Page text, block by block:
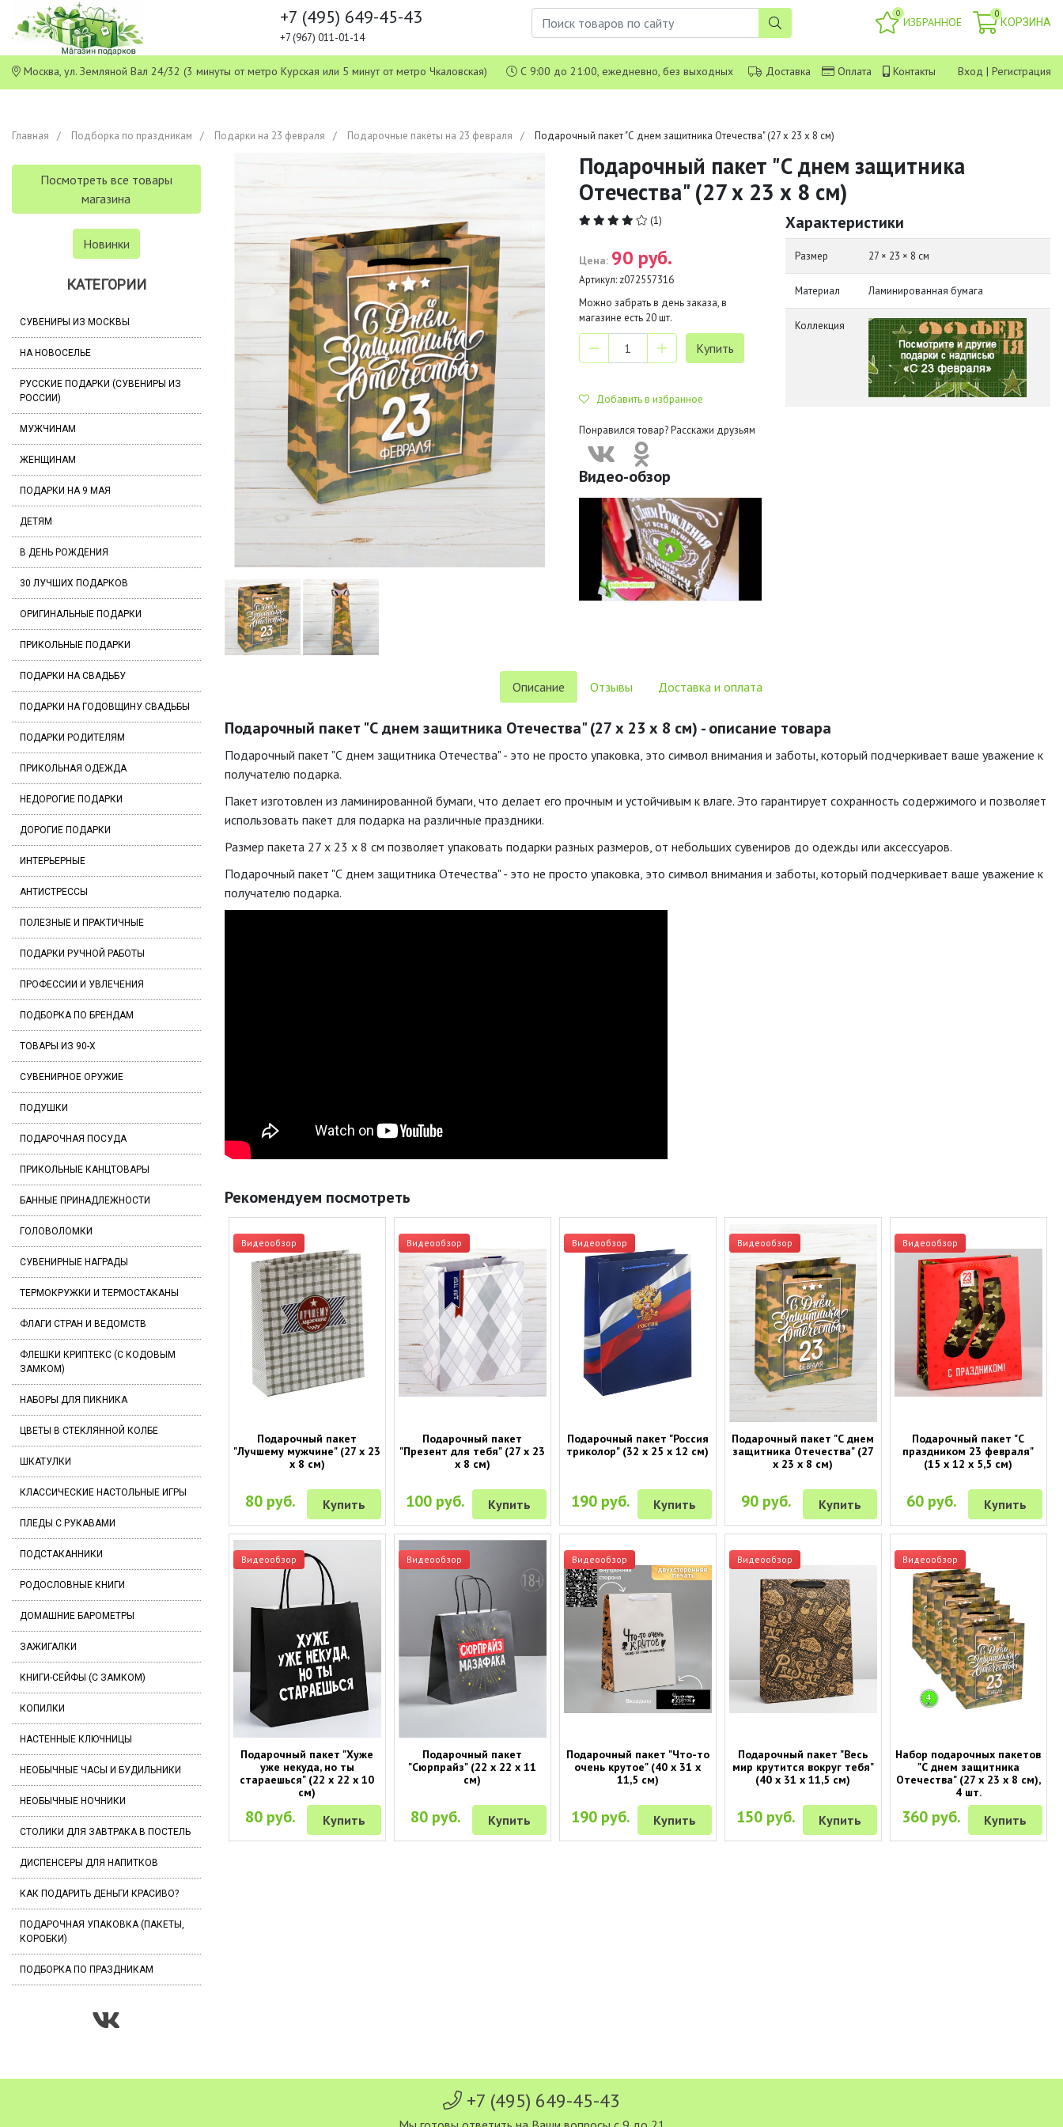
+7 (495) 649-45-43
+7 (967) 011-01-14
0
ИЗБРАННОЕ
0
КОРЗИНА
Москва, ул. Земляной Вал 24/32 (3 минуты от метро Курская или 5 минут от метро Чкаловская) С 9:00 до 21:00, ежедневно, без выходных Доставка Оплата Контакты Вход | Регистрация
Главная Подборка по праздникам Подарки на 23 февраля Подарочные пакеты на 23 февраля Подарочный пакет "С днем защитника Отечества" (27 х 23 х 8 см)
Посмотреть все товары
магазина
Новинки
КАТЕГОРИИ
СУВЕНИРЫ ИЗ МОСКВЫ
НА НОВОСЕЛЬЕ
РУССКИЕ ПОДАРКИ (СУВЕНИРЫ ИЗ
РОССИИ)
МУЖЧИНАМ
ЖЕНЩИНАМ
ПОДАРКИ НА 9 МАЯ
ДЕТЯМ
В ДЕНЬ РОЖДЕНИЯ
30 ЛУЧШИХ ПОДАРКОВ
ОРИГИНАЛЬНЫЕ ПОДАРКИ
ПРИКОЛЬНЫЕ ПОДАРКИ
ПОДАРКИ НА СВАДЬБУ
ПОДАРКИ НА ГОДОВЩИНУ СВАДЬБЫ
ПОДАРКИ РОДИТЕЛЯМ
ПРИКОЛЬНАЯ ОДЕЖДА
НЕДОРОГИЕ ПОДАРКИ
ДОРОГИЕ ПОДАРКИ
ИНТЕРЬЕРНЫЕ
АНТИСТРЕССЫ
ПОЛЕЗНЫЕ И ПРАКТИЧНЫЕ
ПОДАРКИ РУЧНОЙ РАБОТЫ
ПРОФЕССИИ И УВЛЕЧЕНИЯ
ПОДБОРКА ПО БРЕНДАМ
ТОВАРЫ ИЗ 90-Х
СУВЕНИРНОЕ ОРУЖИЕ
ПОДУШКИ
ПОДАРОЧНАЯ ПОСУДА
ПРИКОЛЬНЫЕ КАНЦТОВАРЫ
БАННЫЕ ПРИНАДЛЕЖНОСТИ
ГОЛОВОЛОМКИ
СУВЕНИРНЫЕ НАГРАДЫ
ТЕРМОКРУЖКИ И ТЕРМОСТАКАНЫ
ФЛАГИ СТРАН И ВЕДОМСТВ
ФЛЕШКИ КРИПТЕКС (С КОДОВЫМ
ЗАМКОМ)
НАБОРЫ ДЛЯ ПИКНИКА
ЦВЕТЫ В СТЕКЛЯННОЙ КОЛБЕ
ШКАТУЛКИ
КЛАССИЧЕСКИЕ НАСТОЛЬНЫЕ ИГРЫ
ПЛЕДЫ С РУКАВАМИ
ПОДСТАКАННИКИ
РОДОСЛОВНЫЕ КНИГИ
ДОМАШНИЕ БАРОМЕТРЫ
ЗАЖИГАЛКИ
КНИГИ-СЕЙФЫ (С ЗАМКОМ)
КОПИЛКИ
НАСТЕННЫЕ КЛЮЧНИЦЫ
НЕОБЫЧНЫЕ ЧАСЫ И БУДИЛЬНИКИ
НЕОБЫЧНЫЕ НОЧНИКИ
СТОЛИКИ ДЛЯ ЗАВТРАКА В ПОСТЕЛЬ
ДИСПЕНСЕРЫ ДЛЯ НАПИТКОВ
КАК ПОДАРИТЬ ДЕНЬГИ КРАСИВО?
ПОДАРОЧНАЯ УПАКОВКА (ПАКЕТЫ,
КОРОБКИ)
ПОДБОРКА ПО ПРАЗДНИКАМ
Подарочный пакет "С днем защитника
Отечества" (27 х 23 х 8 см)
(1)
Цена: 90 руб.
Артикул: z072557316
Можно забрать в день заказа, в
магазине есть 20шт.
Добавить в избранное
Понравился товар? Расскажи друзьям
Видео-обзор
Характеристики
Размер 27 × 23 × 8 см
Материал Ламинированная бумага
Коллекция
Описание Отзывы Доставка и оплата
Подарочный пакет "С днем защитника Отечества" (27 х 23 х 8 см) - описание товара
Подарочный пакет "С днем защитника Отечества" - это не просто упаковка, это символ внимания и заботы, который подчеркивает ваше уважение к
получателю подарка.
Пакет изготовлен из ламинированной бумаги, что делает его прочным и устойчивым к влаге. Это гарантирует сохранность содержимого и позволяет
использовать пакет для подарка на различные праздники.
Размер пакета 27 х 23 х 8 см позволяет упаковать подарки разных размеров, от небольших сувениров до одежды или аксессуаров.
Подарочный пакет "С днем защитника Отечества" - это не просто упаковка, это символ внимания и заботы, который подчеркивает ваше уважение к
получателю подарка.
Рекомендуем посмотреть
Видеообзор
Подарочный пакет
"Лучшему мужчине" (27 х 23
х 8 см)
80 руб. Купить
Видеообзор
Подарочный пакет
"Презент для тебя" (27 х 23
х 8 см)
100 руб. Купить
Видеообзор
Подарочный пакет "Россия
триколор" (32 х 25 х 12 см)
190 руб. Купить
Видеообзор
Подарочный пакет "С днем
защитника Отечества" (27
х 23 х 8 см)
90 руб. Купить
Видеообзор
Подарочный пакет "С
праздником 23 февраля"
(15 х 12 х 5,5 см)
60 руб. Купить
Видеообзор
Подарочный пакет "Хуже
уже некуда, но ты
стараешься" (22 х 22 х 10
см)
80 руб. Купить
Видеообзор
Подарочный пакет
"Сюрпрайз" (22 х 22 х 11
см)
80 руб. Купить
Видеообзор
Подарочный пакет "Что-то
очень крутое" (40 х 31 х
11,5 см)
190 руб. Купить
Видеообзор
Подарочный пакет "Весь
мир крутится вокруг тебя"
(40 х 31 х 11,5 см)
150 руб. Купить
Видеообзор
Набор подарочных пакетов
"С днем защитника
Отечества" (27 х 23 х 8 см),
4 шт.
360 руб. Купить
+7 (495) 649-45-43